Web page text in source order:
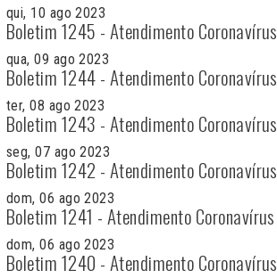
qui, 10 ago 2023
Boletim 1245 - Atendimento Coronavírus
qua, 09 ago 2023
Boletim 1244 - Atendimento Coronavírus
ter, 08 ago 2023
Boletim 1243 - Atendimento Coronavírus
seg, 07 ago 2023
Boletim 1242 - Atendimento Coronavírus
dom, 06 ago 2023
Boletim 1241 - Atendimento Coronavírus
dom, 06 ago 2023
Boletim 1240 - Atendimento Coronavírus